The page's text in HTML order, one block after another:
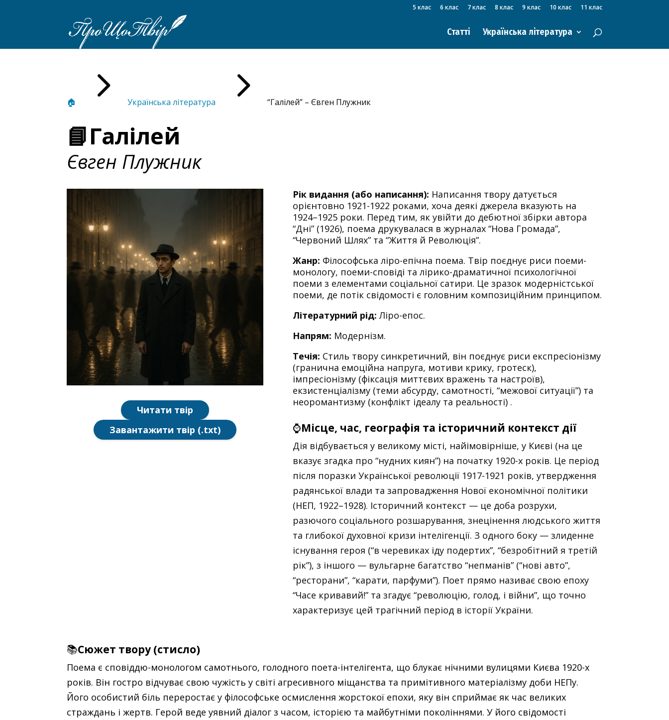
5 клас 6 клас 7 клас 8 клас 9 клас 10 клас 11 клас
Статті Українська література
🏠 5 Українська література 5 “Галілей” – Євген Плужник
📘Галілей
Євген Плужник
Читати твір
Завантажити твір (.txt)
Рік видання (або написання): Написання твору датується
орієнтовно 1921-1922 роками, хоча деякі джерела вказують на
1924–1925 роки. Перед тим, як увійти до дебютної збірки автора
“Дні” (1926), поема друкувалася в журналах “Нова Громада”,
“Червоний Шлях” та “Життя й Революція”.
Жанр: Філософська ліро-епічна поема. Твір поєднує риси поеми-
монологу, поеми-сповіді та лірико-драматичної психологічної
поеми з елементами соціальної сатири. Це зразок модерністської
поеми, де потік свідомості є головним композиційним принципом.
Літературний рід: Ліро-епос.
Напрям: Модернізм.
Течія: Стиль твору синкретичний, він поєднує риси експресіонізму
(гранична емоційна напруга, мотиви крику, гротеск),
імпресіонізму (фіксація миттєвих вражень та настроїв),
екзистенціалізму (теми абсурду, самотності, “межової ситуації”) та
неоромантизму (конфлікт ідеалу та реальності) .
⌚Місце, час, географія та історичний контекст дії
Дія відбувається у великому місті, найімовірніше, у Києві (на це
вказує згадка про “нудних киян”) на початку 1920-х років. Це період
після поразки Української революції 1917-1921 років, утвердження
радянської влади та запровадження Нової економічної політики
(НЕП, 1922–1928). Історичний контекст — це доба розрухи,
разючого соціального розшарування, знецінення людського життя
та глибокої духовної кризи інтелігенції. З одного боку — злиденне
існування героя (“в черевиках іду подертих”, “безробітний я третій
рік”), з іншого — вульгарне багатство “непманів” (“нові авто”,
“ресторани”, “карати, парфуми”). Поет прямо називає свою епоху
“Часе кривавий!” та згадує “революцію, голод, і війни”, що точно
характеризує цей трагічний період в історії України.
📚Сюжет твору (стисло)
Поема є сповіддю-монологом самотнього, голодного поета-інтелігента, що блукає нічними вулицями Києва 1920-х
років. Він гостро відчуває свою чужість у світі агресивного міщанства та примітивного матеріалізму доби НЕПу.
Його особистий біль переростає у філософське осмислення жорстокої епохи, яку він сприймає як час великих
страждань і жертв. Герой веде уявний діалог з часом, історією та майбутніми поколіннями. У його свідомості